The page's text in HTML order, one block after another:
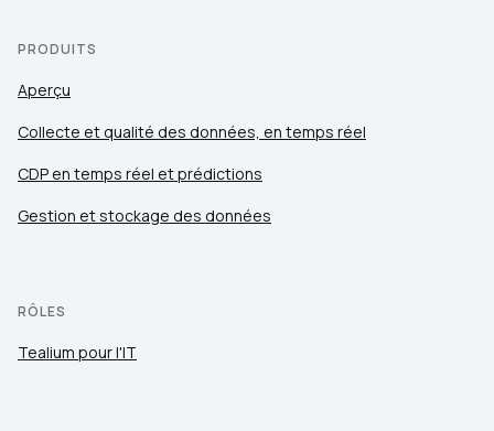
PRODUITS
Aperçu
Collecte et qualité des données, en temps réel
CDP en temps réel et prédictions
Gestion et stockage des données
RÔLES
Tealium pour l'IT